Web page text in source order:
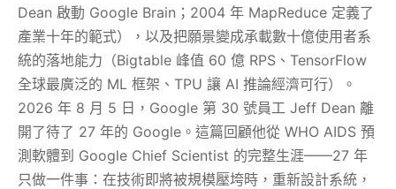
Dean 啟動 Google Brain；2004 年 MapReduce 定義了
產業十年的範式），以及把願景變成承載數十億使用者系
統的落地能力（Bigtable 峰值 60 億 RPS、TensorFlow
全球最廣泛的 ML 框架、TPU 讓 AI 推論經濟可行）。
2026 年 8 月 5 日，Google 第 30 號員工 Jeff Dean 離
開了待了 27 年的 Google。這篇回顧他從 WHO AIDS 預
測軟體到 Google Chief Scientist 的完整生涯——27 年
只做一件事：在技術即將被規模壓垮時，重新設計系統，